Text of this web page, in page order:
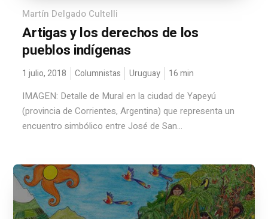
Martín Delgado Cultelli
Artigas y los derechos de los
pueblos indígenas
1 julio, 2018 Columnistas Uruguay 16 min
IMAGEN: Detalle de Mural en la ciudad de Yapeyú
(provincia de Corrientes, Argentina) que representa un
encuentro simbólico entre José de San...